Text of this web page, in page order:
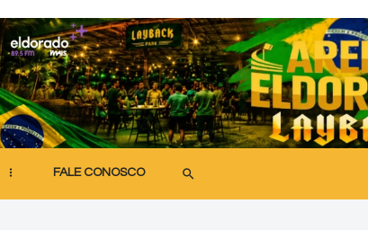
FALE CONOSCO search